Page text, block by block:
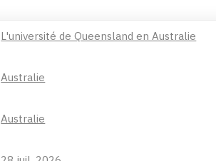
L'université de Queensland en Australie
Australie
Australie